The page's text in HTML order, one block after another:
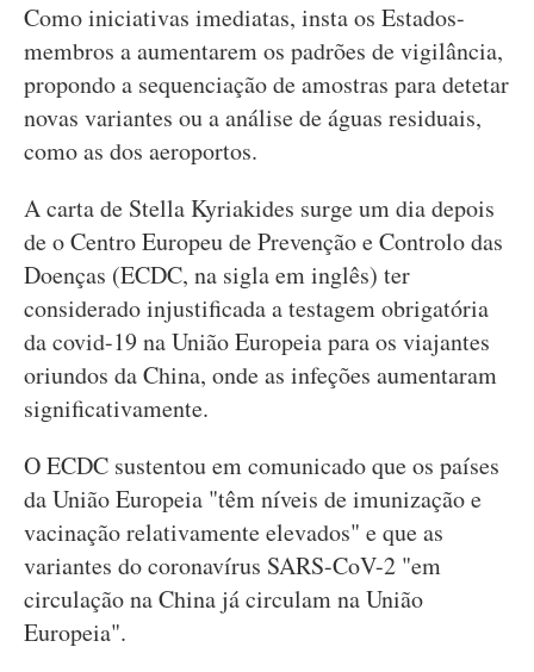
Como iniciativas imediatas, insta os Estados-
membros a aumentarem os padrões de vigilância,
propondo a sequenciação de amostras para detetar
novas variantes ou a análise de águas residuais,
como as dos aeroportos.
A carta de Stella Kyriakides surge um dia depois
de o Centro Europeu de Prevenção e Controlo das
Doenças (ECDC, na sigla em inglês) ter
considerado injustificada a testagem obrigatória
da covid-19 na União Europeia para os viajantes
oriundos da China, onde as infeções aumentaram
significativamente.
O ECDC sustentou em comunicado que os países
da União Europeia "têm níveis de imunização e
vacinação relativamente elevados" e que as
variantes do coronavírus SARS-CoV-2 "em
circulação na China já circulam na União
Europeia".